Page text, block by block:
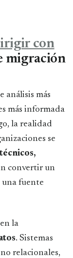
con
migración
análisis más
más informada
la realidad
se
convertir un
fuente
la
. Sistemas
relacionales,